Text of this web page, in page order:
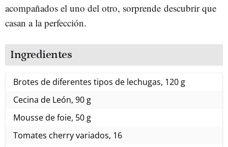
acompañados el uno del otro, sorprende descubrir que
casan a la perfección.
Ingredientes
Brotes de diferentes tipos de lechugas, 120 g
Cecina de León, 90 g
Mousse de foie, 50 g
Tomates cherry variados, 16